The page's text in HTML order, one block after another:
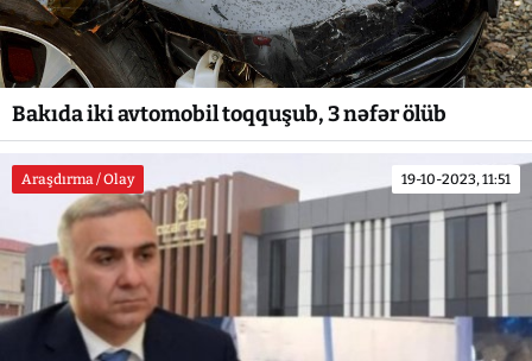
Bakıda iki avtomobil toqquşub, 3 nəfər ölüb
Araşdırma / Olay 19-10-2023, 11:51